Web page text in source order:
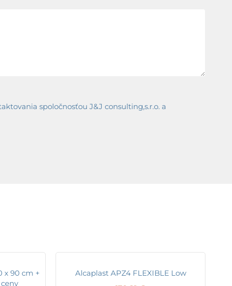
spoločnosťou J&J consulting,s.r.o. a
x 90 cm +
Alcaplast APZ4 FLEXIBLE Low